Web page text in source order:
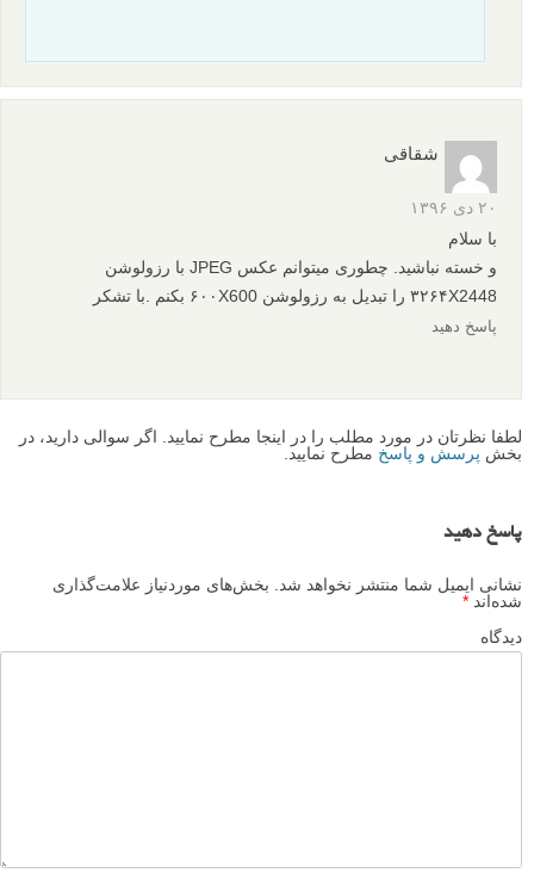
شقاقی
۲۰ دی ۱۳۹۶
با سلام
و خسته نباشید. چطوری میتوانم عکس JPEG با رزولوشن
۳۲۶۴X2448 را تبدیل به رزولوشن ۶۰۰X600 بکنم .با تشکر
پاسخ دهید
لطفا نظرتان در مورد مطلب را در اینجا مطرح نمایید. اگر سوالی دارید، در
بخش پرسش و پاسخ مطرح نمایید.
پاسخ دهید
نشانی ایمیل شما منتشر نخواهد شد. بخش‌های موردنیاز علامت‌گذاری
شده‌اند *
دیدگاه